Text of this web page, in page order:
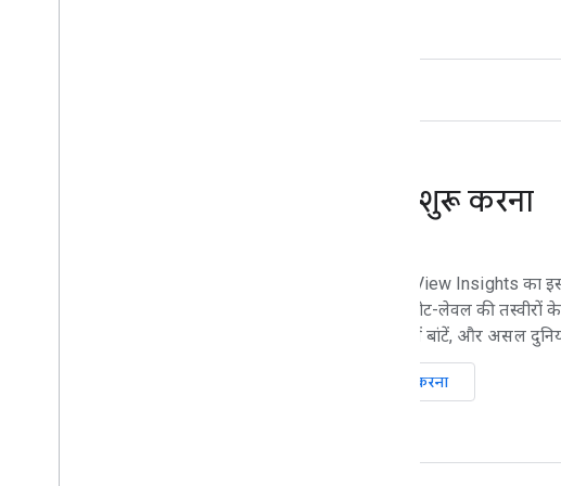
तुरंत शुरू करना
Street View Insights का
बनाएं. स्ट्रीट-लेवल की
कैटगरी में बांटें, और असल
शुरू करना